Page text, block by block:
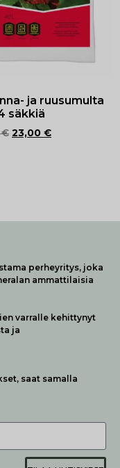
ja ruusumulta
säkkiä
€ 23,00 €
perheyritys, joka
ammattilaisia
varralle kehittynyt
ja
saat samalla